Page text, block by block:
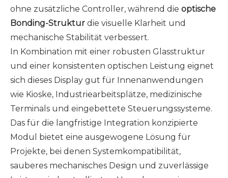
ohne zusätzliche Controller, während die optische
Bonding-Struktur die visuelle Klarheit und
mechanische Stabilität verbessert.
In Kombination mit einer robusten Glasstruktur
und einer konsistenten optischen Leistung eignet
sich dieses Display gut für Innenanwendungen
wie Kioske, Industriearbeitsplätze, medizinische
Terminals und eingebettete Steuerungssysteme.
Das für die langfristige Integration konzipierte
Modul bietet eine ausgewogene Lösung für
Projekte, bei denen Systemkompatibilität,
sauberes mechanisches Design und zuverlässige